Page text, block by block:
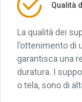
Qualità
La qualità dei
l’ottenimento
garantisca una
duratura. I
o tela, sono di